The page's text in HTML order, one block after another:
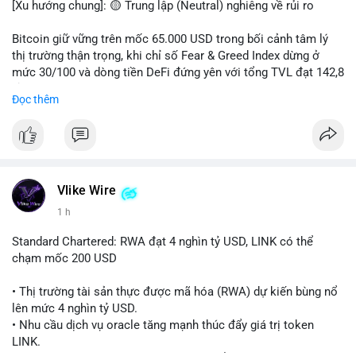
[Xu hướng chung]: 🟡 Trung lập (Neutral) nghiêng về rủi ro
Bitcoin giữ vững trên mốc 65.000 USD trong bối cảnh tâm lý
thị trường thận trọng, khi chỉ số Fear & Greed Index dừng ở
mức 30/100 và dòng tiền DeFi đứng yên với tổng TVL đạt 142,8
tăng gần 3% khi Iran-Oman hứa mở lại eo Hormuz, giảm lo ngại
lớn khác. Đáng chú ý, thanh lý Short chiếm tới 81,7% tổng 35,7
triệu USD thanh lý trong 24h, cho thấy phe bán đang yếu thế.
- DeFi & Công nghệ: Standard Chartered dự báo thị trường RWA
sẽ bùng nổ lên 4 nghìn tỷ USD, kéo theo giá trị token LINK có
hoàn tất thương vụ mua lại startup stablecoin BVNK trị giá 1,8
tỷ USD, đánh dấu bước tiến lớn trong thanh toán số.
- Quy định & Pháp lý: FCA Anh đang xây dựng khung pháp lý
Đọc thêm
Vlike Wire
1 h
Standard Chartered: RWA đạt 4 nghìn tỷ USD, LINK có thể
chạm mốc 200 USD
• Thị trường tài sản thực được mã hóa (RWA) dự kiến bùng nổ
lên mức 4 nghìn tỷ USD.
• Nhu cầu dịch vụ oracle tăng mạnh thúc đẩy giá trị token
LINK.